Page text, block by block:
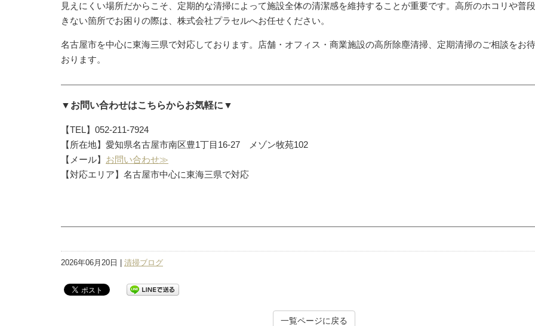
見えにくい場所だからこそ、定期的な清掃によって施設全体の清潔感を維持することが重要です。高所のホコリや普
きない箇所でお困りの際は、株式会社プラセルへお任せください。
名古屋市を中心に東海三県で対応しております。店舗・オフィス・商業施設の高所除塵清掃、定期清掃のご相談をお
おります。
▼お問い合わせはこちらからお気軽に▼
【TEL】052-211-7924
【所在地】愛知県名古屋市南区豊1丁目16-27 メゾン牧苑102
【メール】 お問い合わせ≫
【対応エリア】名古屋市中心に東海三県で対応
2026年06月20日 | 清掃ブログ
一覧ページに戻る